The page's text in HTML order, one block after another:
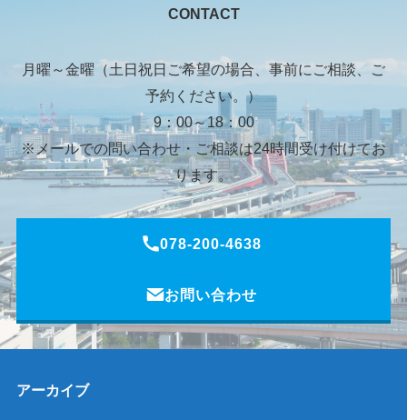
CONTACT
月曜～金曜（土日祝日ご希望の場合、事前にご相談、ご
予約ください。）
9：00～18：00
※メールでの問い合わせ・ご相談は24時間受け付けてお
ります。
078-200-4638
お問い合わせ
アーカイブ